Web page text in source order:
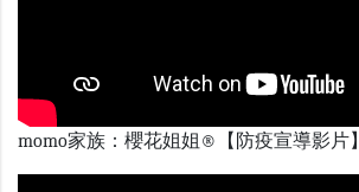
momo家族：櫻花姐姐®【防疫宣導影片】